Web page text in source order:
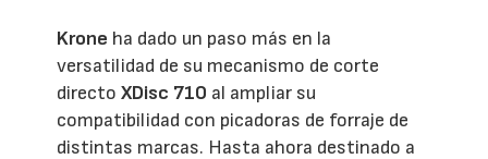
Krone ha dado un paso más en la
versatilidad de su mecanismo de corte
directoXDisc 710 al ampliar su
compatibilidad con picadoras de forraje de
distintas marcas. Hasta ahora destinado a